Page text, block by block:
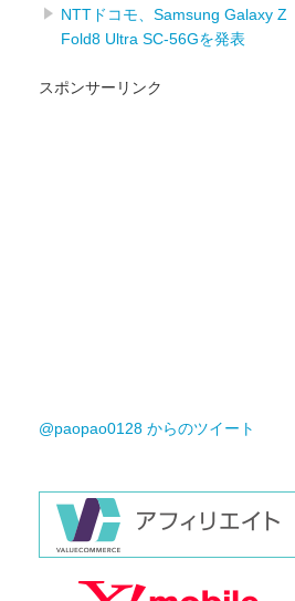
NTTドコモ、Samsung Galaxy Z
Fold8 Ultra SC-56Gを発表
スポンサーリンク
@paopao0128 からのツイート